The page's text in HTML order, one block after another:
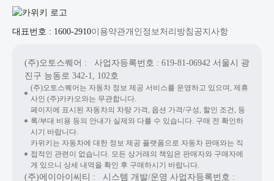
대표번호 : 1600-2910이용약관개인정보처리방침 공지사항
(주)오토스퀘어 : 사업자등록번호 : 619-81-06942 서울시 광
진구 능동로 342-1, 102호
(주)오토스퀘어는 자동차 정보 제공 서비스를 운영하고 있으며, 제휴
사인 (주)카카오와는 무관합니다.
페이지에 표시된 자동차의 차량 가격, 옵션 가격/구성, 할인 조건, 등
록/부대 비용 등의 안내가 실제와 다를 수 있습니다. 구매 전 확인하
시기 바랍니다.
카위키는 자동차에 대한 정보 제공 플랫폼으로 자동차 판매와는 직
접적인 관련이 없습니다. 모든 상거래의 책임은 판매자와 구매자에
게 있으니 상세 내역을 확인 후 구매하시기 바랍니다.
(주)에이아이씨티 : 시스템 개발/운영 사업자등록번호 :